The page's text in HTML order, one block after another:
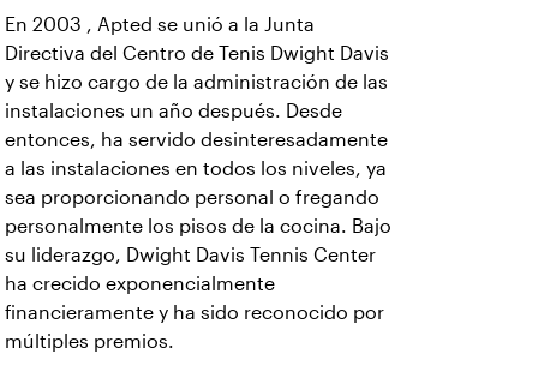
En 2003 , Apted se unió a la Junta
Directiva del Centro de Tenis Dwight Davis
y se hizo cargo de la administración de las
instalaciones un año después. Desde
entonces, ha servido desinteresadamente
a las instalaciones en todos los niveles, ya
sea proporcionando personal o fregando
personalmente los pisos de la cocina. Bajo
su liderazgo, Dwight Davis Tennis Center
ha crecido exponencialmente
financieramente y ha sido reconocido por
múltiples premios.